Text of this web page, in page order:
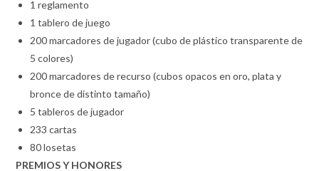
1 reglamento
1 tablero de juego
200 marcadores de jugador (cubo de plástico transparente de
5 colores)
200 marcadores de recurso (cubos opacos en oro, plata y
bronce de distinto tamaño)
5 tableros de jugador
233 cartas
80 losetas
PREMIOS Y HONORES